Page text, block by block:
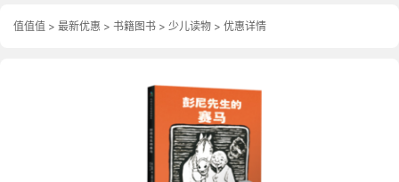
值值值 > 最新优惠 > 书籍图书 > 少儿读物 > 优惠详情